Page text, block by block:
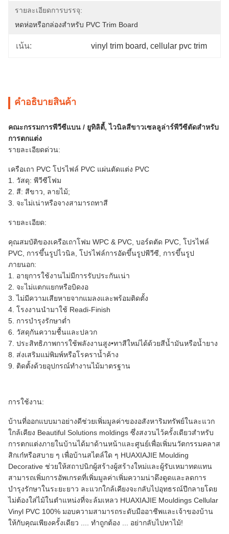
รายละเอียดการบรรจุ:
หดห่อหรือกล่องสำหรับ PVC Trim Board
เน้น: vinyl trim board, cellular pvc trim
คําอธิบายสินค้า
คณะกรรมการพีวีซีแบน / ยูทิลิตี้, ไวนิลสีขาวเซลลูล่าร์พีวีซีตัดสำหรับ
การตกแต่ง
รายละเอียดด่วน:
เครือเถา PVC โปรไฟล์ PVC แผ่นตัดแต่ง PVC
1. วัสดุ: พีวีซีโฟม
2. สี: สีขาว, ลายไม้;
3. จะไม่เน่าหรือจางสามารถทาสี
รายละเอียด:
คุณสมบัติของเครือเถาโฟม WPC & PVC, บอร์ดตัด PVC, โปรไฟล์
PVC, การขึ้นรูปไวนิล, โปรไฟล์การอัดขึ้นรูปพีวีซี, การขึ้นรูป
ภายนอก:
1. อายุการใช้งานไม่มีการรับประกันเน่า
2. จะไม่แตกแยกหรือบิดงอ
3. ไม่มีความเสียหายจากแมลงและพร้อมติดตั้ง
4. โรงงานนำมาใช้ Readi-Finish
5. การบำรุงรักษาต่ำ
6. วัสดุกันความชื้นและปลวก
7. ประสิทธิภาพการใช้พลังงานสูง•ทาสีใหม่ได้ด้วยสีน้ำมันหรือน้ำยาง
8. ส่งเสริมแม่พิมพ์หรือโรคราน้ำค้าง
9. ติดตั้งด้วยอุปกรณ์ทำงานไม้มาตรฐาน
การใช้งาน:
บ้านที่ออกแบบมาอย่างดีช่วยเพิ่มมูลค่าของอสังหาริมทรัพย์ในละแวก
ใกล้เคียง Beautiful Solutions moldings ซึ่งสงวนไว้ครั้งเดียวสำหรับ
การตกแต่งภายในบ้านได้มาด้านหน้าและศูนย์เพื่อเพิ่มนวัตกรรมคลาส
สิกเก๋หรือสบาย ๆ เพื่อบ้านสไตล์ใด ๆ HUAXIAJIE Moulding
Decorative ช่วยให้สถาปนิกผู้สร้างผู้สร้างใหม่และผู้รับเหมาทดแทน
สามารถเพิ่มการอัพเกรดที่เพิ่มมูลค่าเพิ่มความน่าดึงดูดและลดการ
บำรุงรักษาในระยะยาว ละแวกใกล้เคียงจะกลับไปอุทธรณ์ปีกลายโดย
ไม่ต้องใส่ไม้ในตำแหน่งที่จะล้มเหลว HUAXIAJIE Mouldings Cellular
Vinyl PVC 100% มอบความสามารถระดับมืออาชีพและเจ้าของบ้าน
ให้กับคุณเพียงครั้งเดียว .... ทำถูกต้อง ... อย่ากลับไปหาไม้!